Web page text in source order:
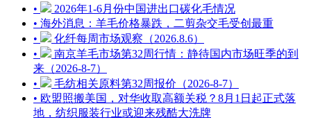
•
2026年1-6月份中国进出口碳化毛情况
• 海外消息：羊毛价格暴跌，二剪杂交毛受创最重
•
化纤每周市场观察（2026.8.6）
•
南京羊毛市场第32周行情：静待国内市场旺季的到
来（2026-8-7）
•
毛纺相关原料第32周报价（2026-8-7）
• 欧盟照搬美国，对华收取高额关税？8月1日起正式落
地，纺织服装行业或迎来残酷大洗牌